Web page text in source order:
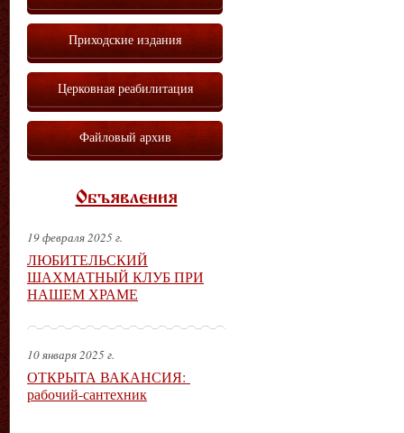
Приходские издания
Церковная реабилитация
Файловый архив
Объявления
19 февраля 2025 г.
ЛЮБИТЕЛЬСКИЙ
ШАХМАТНЫЙ КЛУБ ПРИ
НАШЕМ ХРАМЕ
10 января 2025 г.
ОТКРЫТА ВАКАНСИЯ:
рабочий-сантехник